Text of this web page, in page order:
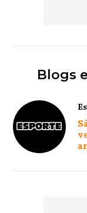
Blogs